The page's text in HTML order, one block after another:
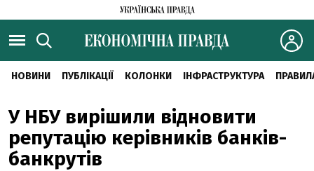
НОВИНИ ПУБЛІКАЦІЇ КОЛОНКИ ІНФРАСТРУКТУРА
У НБУ вирішили відновити
репутацію керівників банків-
банкрутів